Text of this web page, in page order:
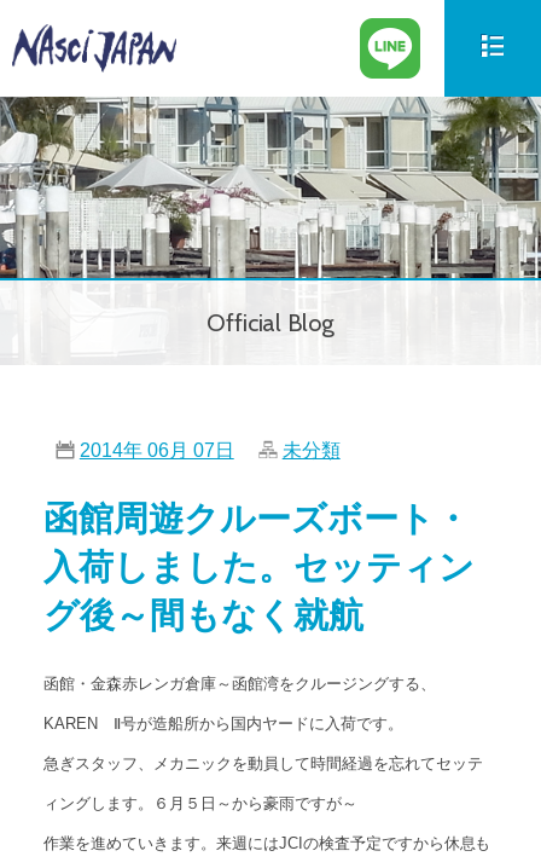
New Boat
新艇情報
Used Boat
中古艇情報
Parts
パーツ情報
会社紹介
Access map
アクセス
公式ブログ
Official Blog
2014年 06月 07日 未分類
函館周遊クルーズボート・
入荷しました。セッティン
グ後～間もなく就航
函館・金森赤レンガ倉庫～函館湾をクルージングする、
KAREN Ⅱ号が造船所から国内ヤードに入荷です。
急ぎスタッフ、メカニックを動員して時間経過を忘れてセッテ
ィングします。６月５日～から豪雨ですが～
作業を進めていきます。来週にはJCIの検査予定ですから休息も